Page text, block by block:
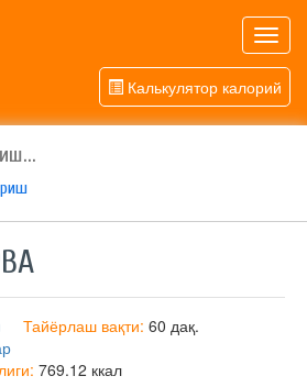
Калькулятор калорий
Тайёрлаш вақти: 60 дақ.
769.12 ккал